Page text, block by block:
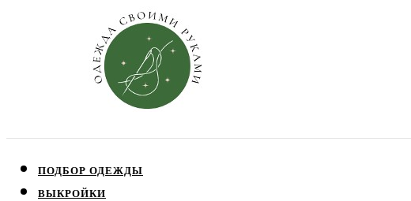
ПОДБОР ОДЕЖДЫ
ВЫКРОЙКИ